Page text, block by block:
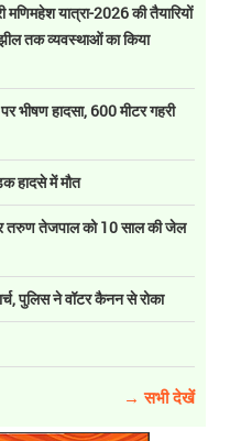
यात्रा-2026 की तैयारियों
तक व्यवस्थाओं का किया
भीषण हादसा, 600 मीटर गहरी
हादसे में मौत
तरुण तेजपाल को 10 साल की जेल
पुलिस ने वॉटर कैनन से रोका
→ सभी देखें